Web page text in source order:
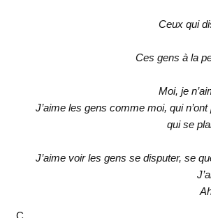
Ceux qui
Ces gens à la
Moi, je
J’aime les gens comme moi, qui
qui se
J’aime voir les gens se disputer, se
C.